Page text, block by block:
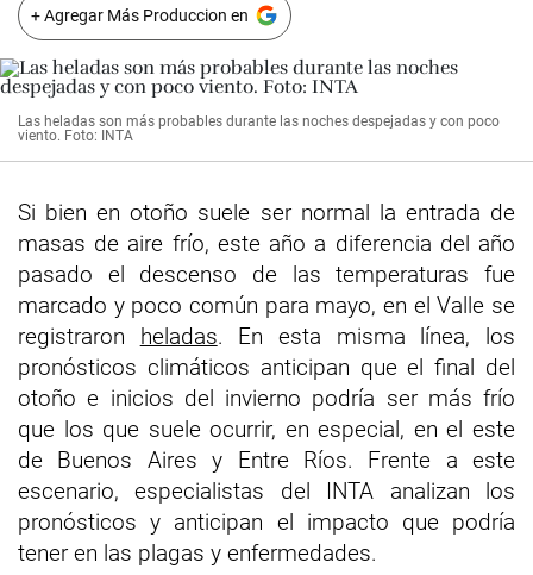
+ Agregar Más Produccion en
Las heladas son más probables durante las noches despejadas y con poco
viento. Foto: INTA
Si bien en otoño suele ser normal la entrada de
masas de aire frío, este año a diferencia del año
pasado el descenso de las temperaturas fue
marcado y poco común para mayo, en el Valle se
registraron heladas. En esta misma línea, los
pronósticos climáticos anticipan que el final del
otoño e inicios del invierno podría ser más frío
que los que suele ocurrir, en especial, en el este
de Buenos Aires y Entre Ríos. Frente a este
escenario, especialistas del INTA analizan los
pronósticos y anticipan el impacto que podría
tener en las plagas y enfermedades.